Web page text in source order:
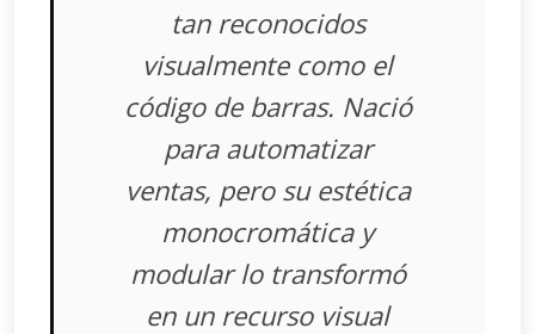
tan reconocidos
visualmente como el
código de barras. Nació
para automatizar
ventas, pero su estética
monocromática y
modular lo transformó
en un recurso visual